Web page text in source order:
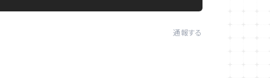
通報する